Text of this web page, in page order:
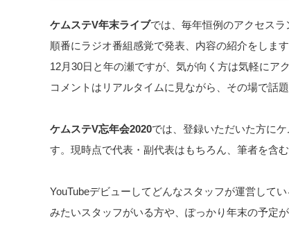
ケムステV年末ライブでは、毎年恒例のアクセス
順番にラジオ番組感覚で発表、内容の紹介をしま
12月30日と年の瀬ですが、気が向く方は気軽に
コメントはリアルタイムに見ながら、その場で話
ケムステV忘年会2020では、登録いただいた方に
す。現時点で代表・副代表はもちろん、筆者を含
YouTubeデビューしてどんなスタッフが運営して
みたいスタッフがいる方や、ぽっかり年末の予定